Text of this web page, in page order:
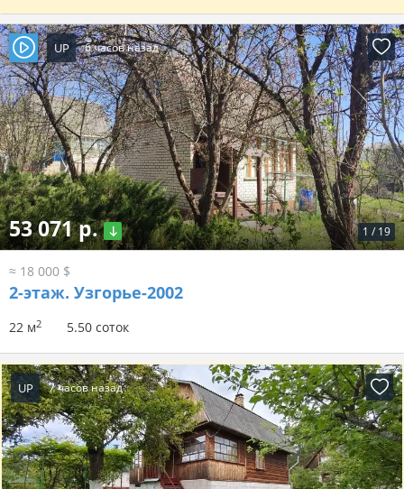
UP 6 часов назад
1 / 19
53 071 р.
≈ 18 000 $
2-этаж. Узгорье-2002
22 м2 5.50 соток
UP 7 часов назад